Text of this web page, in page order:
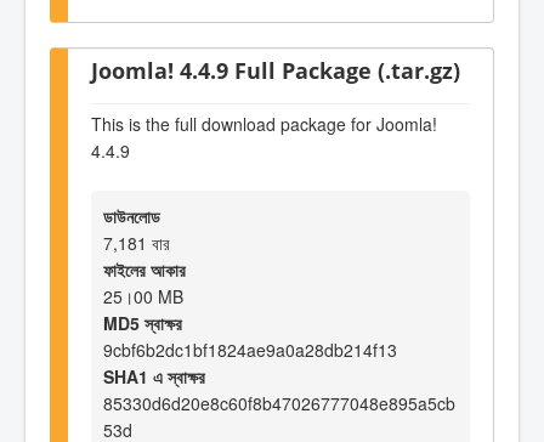
Joomla! 4.4.9 Full Package (.tar.gz)
This is the full download package for Joomla!
4.4.9
ডাউনলোড
7,181 বার
ফাইলের আকার
25।00 MB
MD5 স্বাক্ষর
9cbf6b2dc1bf1824ae9a0a28db214f13
SHA1 এ স্বাক্ষর
85330d6d20e8c60f8b47026777048e895a5cb
53d